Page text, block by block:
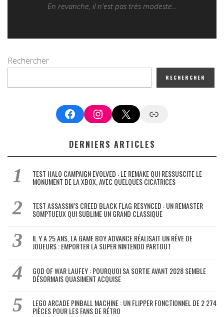
En revanche, il n'est pas très modeste...
Rechercher
RECHERCHER
FacebookInstagram
X Google News
DERNIERS ARTICLES
TEST HALO CAMPAIGN EVOLVED : LE REMAKE QUI RESSUSCITE LE
MONUMENT DE LA XBOX, AVEC QUELQUES CICATRICES
TEST ASSASSIN’S CREED BLACK FLAG RESYNCED : UN REMASTER
SOMPTUEUX QUI SUBLIME UN GRAND CLASSIQUE
IL Y A 25 ANS, LA GAME BOY ADVANCE RÉALISAIT UN RÊVE DE
JOUEURS : EMPORTER LA SUPER NINTENDO PARTOUT
GOD OF WAR LAUFEY : POURQUOI SA SORTIE AVANT 2028 SEMBLE
DÉSORMAIS QUASIMENT ACQUISE
LEGO ARCADE PINBALL MACHINE : UN FLIPPER FONCTIONNEL DE 2 274
PIÈCES POUR LES FANS DE RÉTRO